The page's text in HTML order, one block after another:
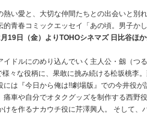
熱い愛と、大切な仲間たちとの出会いと別
的青春コミックエッセイ「あの頃。男子か
月19日（金）よりTOHOシネマズ 日比谷ほか
イドルにのめり込んでいく主人公・劔（つ
々な役柄に、果敢に挑み続ける松坂桃李
には『今日から俺は!!劇場版』での今井役
痛車や自分でオタクグッズを制作する西野
けを作るナカウチ役に芹澤興人。 そして